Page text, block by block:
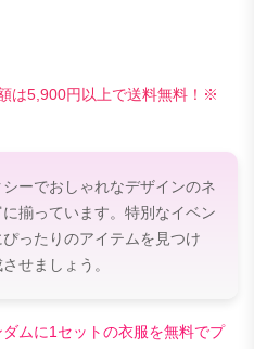
は5,900円以上で送料無料！※
ーでおしゃれなデザインのネ
揃っています。特別なイベン
ったりのアイテムを見つけ
せましょう。
ムに1セットの衣服を無料でプ